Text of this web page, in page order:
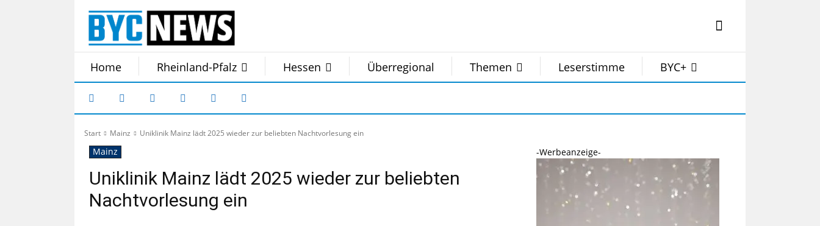
Home Rheinland-Pfalz Hessen Überregional Themen Leserstimme BYC+
Start Mainz Uniklinik Mainz lädt 2025 wieder zur beliebten Nachtvorlesung ein
Mainz
Uniklinik Mainz lädt 2025 wieder zur beliebten
Nachtvorlesung ein
-Werbeanzeige-